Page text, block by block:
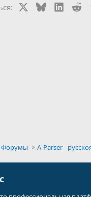
Bluesky
Форумы A-Parser -